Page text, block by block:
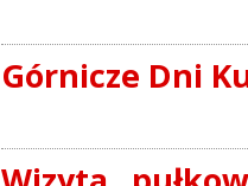
Górnicze Dni